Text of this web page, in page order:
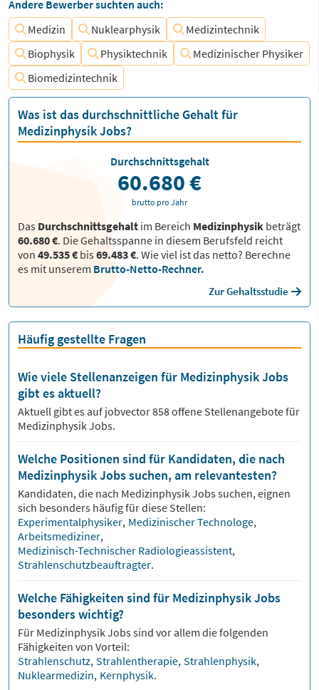
Andere Bewerber suchten auch:
Medizin
Nuklearphysik
Medizintechnik
Biophysik
Physiktechnik
Medizinischer Physiker
Biomedizintechnik
Was ist das durchschnittliche Gehalt für
Medizinphysik Jobs?
Das Durchschnittsgehalt im Bereich Medizinphysik beträgt
60.680 €. Die Gehaltsspanne in diesem Berufsfeld reicht
von 49.535 € bis69.483 €. Wie viel ist das netto? Berechne
es mit unserem Brutto-Netto-Rechner.
Zur Gehaltsstudie
Durchschnittsgehalt
60.680 €
brutto pro Jahr
Häufig gestellte Fragen
Wie viele Stellenanzeigen für Medizinphysik Jobs
gibt es aktuell?
Aktuell gibt es auf jobvector858offene Stellenangebote für
Medizinphysik Jobs.
Welche Positionen sind für Kandidaten, die nach
Medizinphysik Jobs suchen, am relevantesten?
Kandidaten, die nach MedizinphysikJobs suchen, eignen
sich besonders häufig für diese Stellen:
Experimentalphysiker, Medizinischer Technologe,
Arbeitsmediziner,
Medizinisch-Technischer Radiologieassistent,
Strahlenschutzbeauftragter.
Welche Fähigkeiten sind für Medizinphysik Jobs
besonders wichtig?
Für MedizinphysikJobs sind vor allem die folgenden
Fähigkeiten von Vorteil:
Strahlenschutz, Strahlentherapie, Strahlenphysik,
Nuklearmedizin, Kernphysik.